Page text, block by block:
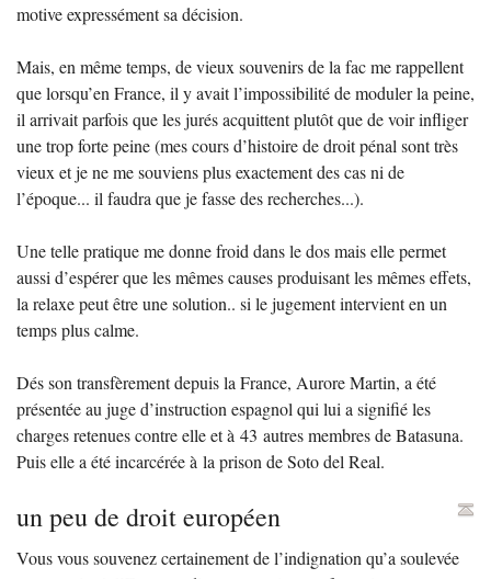
motive expressément sa décision.
Mais, en même temps, de vieux souvenirs de la fac me rappellent
que lorsqu’en France, il y avait l’impossibilité de moduler la peine,
il arrivait parfois que les jurés acquittent plutôt que de voir infliger
une trop forte peine (mes cours d’histoire de droit pénal sont très
vieux et je ne me souviens plus exactement des cas ni de
l’époque... il faudra que je fasse des recherches...).
Une telle pratique me donne froid dans le dos mais elle permet
aussi d’espérer que les mêmes causes produisant les mêmes effets,
la relaxe peut être une solution.. si le jugement intervient en un
temps plus calme.
Dés son transfèrement depuis la France, Aurore Martin, a été
présentée au juge d’instruction espagnol qui lui a signifié les
charges retenues contre elle et à 43 autres membres de Batasuna.
Puis elle a été incarcérée à la prison de Soto del Real.
un peu de droit européen
Vous vous souvenez certainement de l’indignation qu’a soulevée